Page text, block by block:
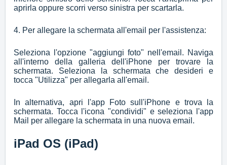
aprirla oppure scorri verso sinistra per scartarla.
4. Per allegare la schermata all'email per l'assistenza:
Seleziona l'opzione "aggiungi foto" nell'email. Naviga
all'interno della galleria dell'iPhone per trovare la
schermata. Seleziona la schermata che desideri e
tocca "Utilizza" per allegarla all'email.
In alternativa, apri l'app Foto sull'iPhone e trova la
schermata. Tocca l'icona "condividi" e seleziona l'app
Mail per allegare la schermata in una nuova email.
iPad OS (iPad)